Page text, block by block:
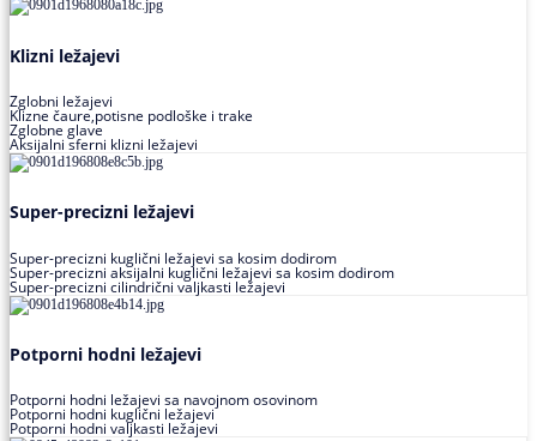
Klizni ležajevi
Zglobni ležajevi
Klizne čaure,potisne podloške i trake
Zglobne glave
Aksijalni sferni klizni ležajevi
Super-precizni ležajevi
Super-precizni kuglični ležajevi sa kosim dodirom
Super-precizni aksijalni kuglični ležajevi sa kosim dodirom
Super-precizni cilindrični valjkasti ležajevi
Potporni hodni ležajevi
Potporni hodni ležajevi sa navojnom osovinom
Potporni hodni kuglični ležajevi
Potporni hodni valjkasti ležajevi